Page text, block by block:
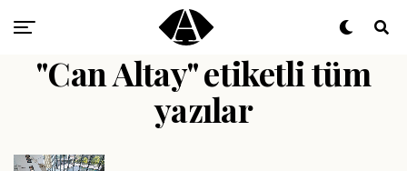
"Can Altay" etiketli tüm
yazılar